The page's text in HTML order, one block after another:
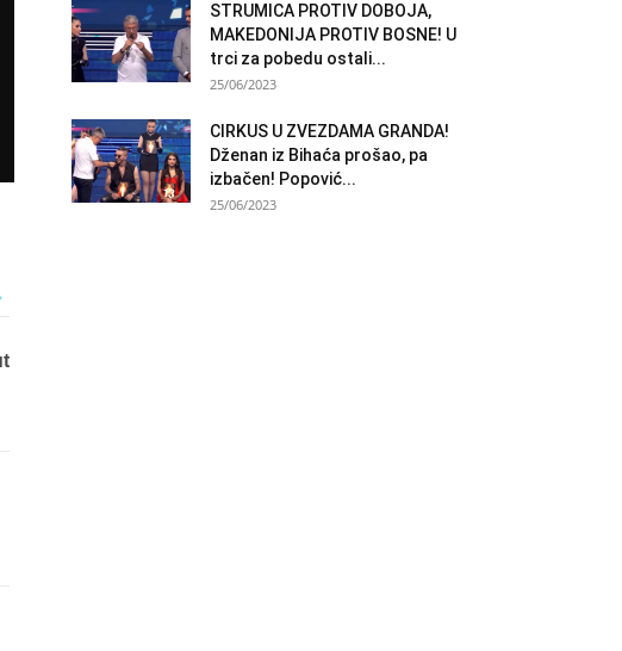
STRUMICA PROTIV DOBOJA,
MAKEDONIJA PROTIV BOSNE! U
trci za pobedu ostali...
25/06/2023
CIRKUS U ZVEZDAMA GRANDA!
Dženan iz Bihaća prošao, pa
izbačen! Popović...
25/06/2023